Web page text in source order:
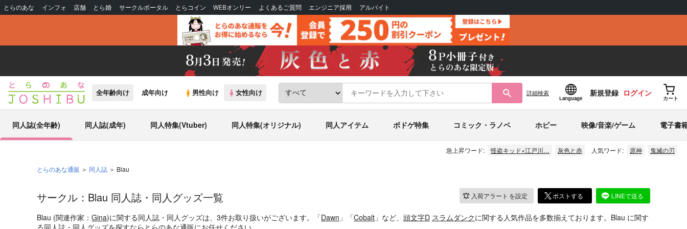
とらのあな インフォ 店舗 とら婚 サークルポータル とらコイン WEBオンリー よくあるご質問 エンジニア採用 アルバイト
全年齢向け 成年向け 男性向け 女性向け 詳細検索
Language
新規登録 ログイン
カート
同人誌(全年齢) 同人誌(成年) 同人特集(Vtuber) 同人特集(オリジナル) 同人アイテム ボドゲ特集 コミック・ラノベ ホビー 映像/音楽/ゲーム 電子書
急上昇ワード: 怪盗キッド×江戸川… 灰色と赤 人気ワード: 原神 鬼滅の刃
とらのあな通販 同人誌 Blau
入荷アラート を設定 ポストする LINEで送る
サークル：Blau 同人誌・同人グッズ一覧
Blau (関連作家： Gina)に関する同人誌・同人グッズは、3件お取り扱いがございます。「Dawn 」「Cobalt 」など、 頭文字D スラムダンクに関する人気作品を多数揃えております。Blau に関す
る同人誌・同人グッズを探すならとらのあな通販にお任せください。